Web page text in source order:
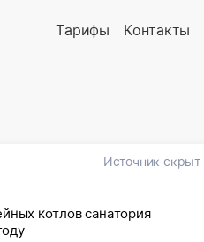
Тарифы Контакты
Источник скрыт
котлов санатория